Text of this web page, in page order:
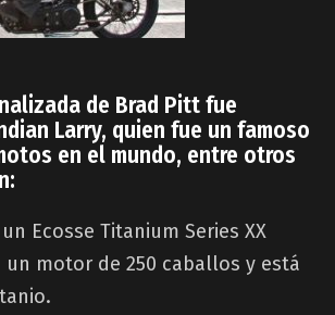
de Brad Pitt fue
Larry, quien fue un famoso
en el mundo, entre otros
Ecosse Titanium Series XX
un motor de 250 caballos y está